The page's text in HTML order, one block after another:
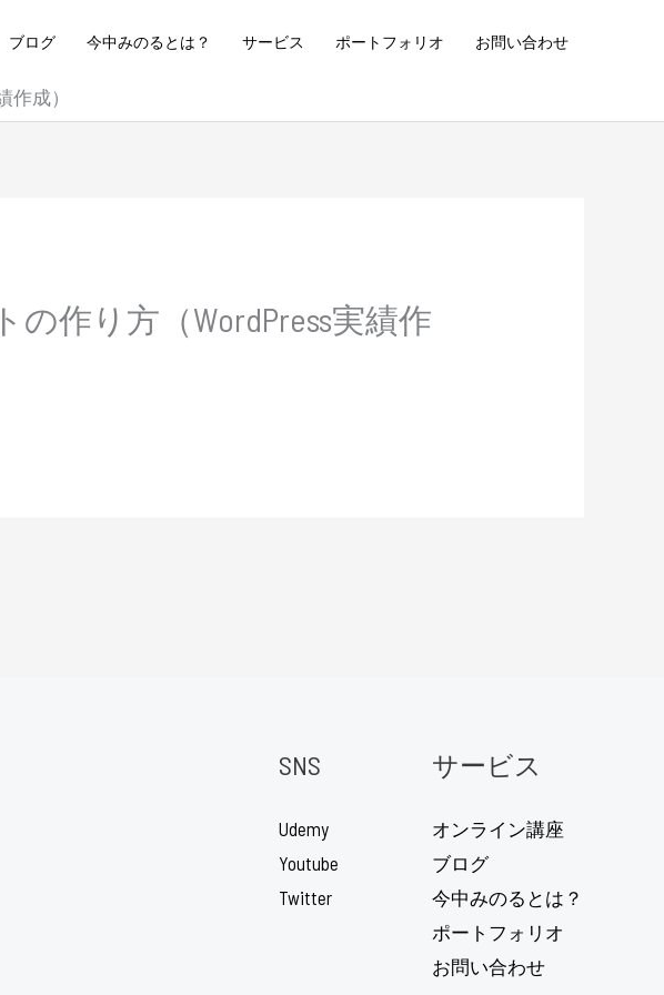
ブログ 今中みのるとは？ サービス ポートフォリオ お問い合わせ
成）
作り方（WordPress実績作
SNS
Udemy
Youtube
Twitter
サービス
オンライン講座
ブログ
今中みのるとは？
ポートフォリオ
お問い合わせ